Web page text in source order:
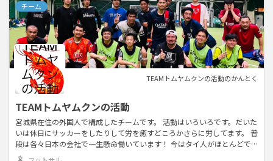
チーム
TEAMトムヤムクンの活動のかんとく
TEAMトムヤムクンの活動
宮城県在住の外国人で構成したチームです。 活動はいろいろです。だいた
いは休日にサッカーをしたりして労を癒すどころかさらに労してます。 普
段は各々日本の会社で一生懸命働いています！ 今はタイ人がほとんどで
すが、たまたまです。 日本で働く外国人であれば国籍は問いません。 来